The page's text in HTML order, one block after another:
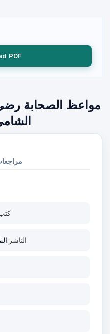
PDF
مواعظ الصحابة
الناشر: